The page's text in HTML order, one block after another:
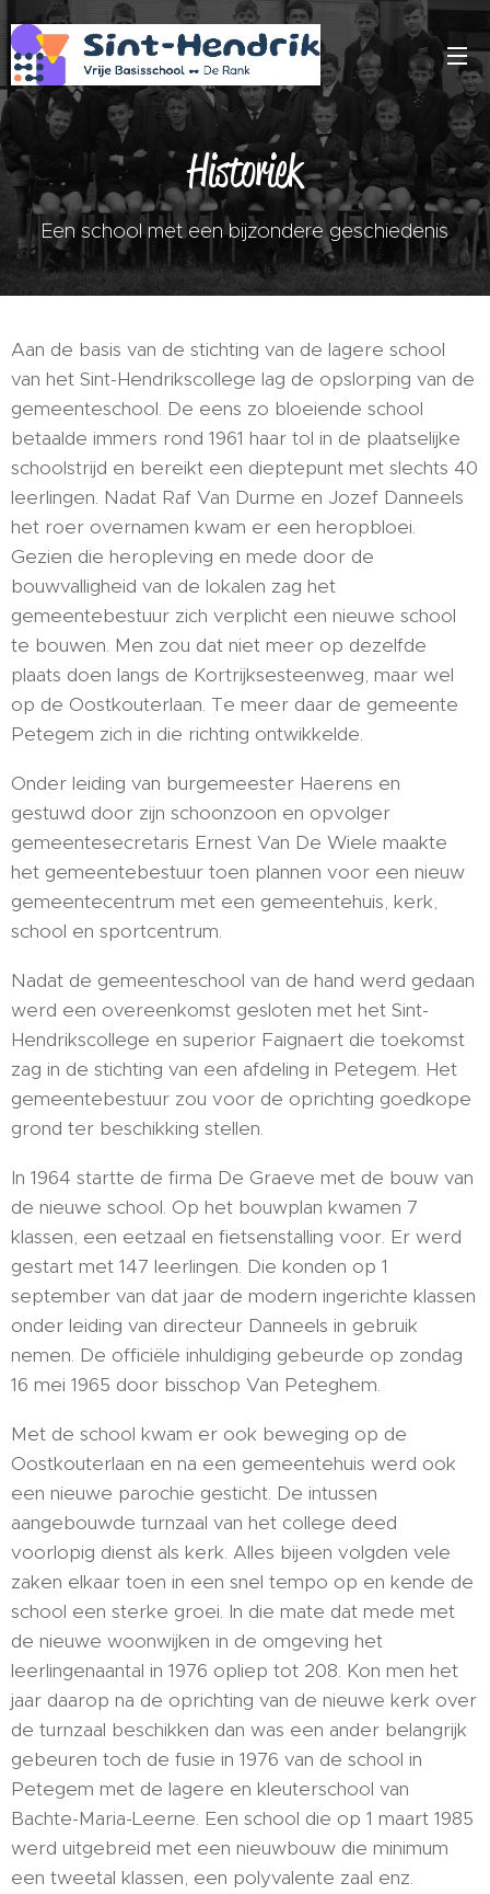
Historiek
Een school met een bijzondere geschiedenis
Aan de basis van de stichting van de lagere school
van het Sint-Hendrikscollege lag de opslorping van de
gemeenteschool. De eens zo bloeiende school
betaalde immers rond 1961 haar tol in de plaatselijke
schoolstrijd en bereikt een dieptepunt met slechts 40
leerlingen. Nadat Raf Van Durme en Jozef Danneels
het roer overnamen kwam er een heropbloei.
Gezien die heropleving en mede door de
bouwvalligheid van de lokalen zag het
gemeentebestuur zich verplicht een nieuwe school
te bouwen. Men zou dat niet meer op dezelfde
plaats doen langs de Kortrijksesteenweg, maar wel
op de Oostkouterlaan. Te meer daar de gemeente
Petegem zich in die richting ontwikkelde.
Onder leiding van burgemeester Haerens en
gestuwd door zijn schoonzoon en opvolger
gemeentesecretaris Ernest Van De Wiele maakte
het gemeentebestuur toen plannen voor een nieuw
gemeentecentrum met een gemeentehuis, kerk,
school en sportcentrum.
Nadat de gemeenteschool van de hand werd gedaan
werd een overeenkomst gesloten met het Sint-
Hendrikscollege en superior Faignaert die toekomst
zag in de stichting van een afdeling in Petegem. Het
gemeentebestuur zou voor de oprichting goedkope
grond ter beschikking stellen.
In 1964 startte de firma De Graeve met de bouw van
de nieuwe school. Op het bouwplan kwamen 7
klassen, een eetzaal en fietsenstalling voor. Er werd
gestart met 147 leerlingen. Die konden op 1
september van dat jaar de modern ingerichte klassen
onder leiding van directeur Danneels in gebruik
nemen. De officiële inhuldiging gebeurde op zondag
16 mei 1965 door bisschop Van Peteghem.
Met de school kwam er ook beweging op de
Oostkouterlaan en na een gemeentehuis werd ook
een nieuwe parochie gesticht. De intussen
aangebouwde turnzaal van het college deed
voorlopig dienst als kerk. Alles bijeen volgden vele
zaken elkaar toen in een snel tempo op en kende de
school een sterke groei. In die mate dat mede met
de nieuwe woonwijken in de omgeving het
leerlingenaantal in 1976 opliep tot 208. Kon men het
jaar daarop na de oprichting van de nieuwe kerk over
de turnzaal beschikken dan was een ander belangrijk
gebeuren toch de fusie in 1976 van de school in
Petegem met de lagere en kleuterschool van
Bachte-Maria-Leerne. Een school die op 1 maart 1985
werd uitgebreid met een nieuwbouw die minimum
een tweetal klassen, een polyvalente zaal enz.